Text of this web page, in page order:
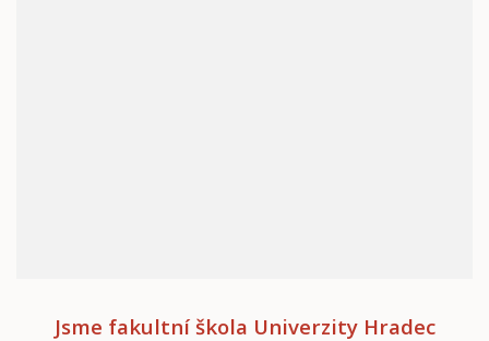
Jsme fakultní škola Univerzity Hradec